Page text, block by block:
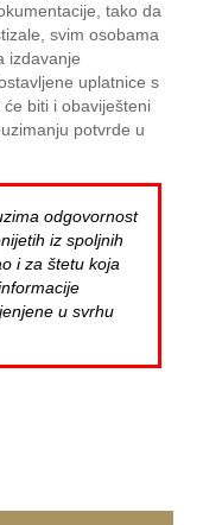
tako da
svim osobama
izdavanje
uplatnice s
biti i obaviješteni
potvrde u
odgovornost
iz spoljnih
i za štetu koja
u svrhu